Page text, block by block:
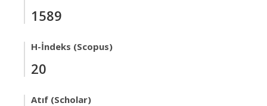
1589
H-İndeks (Scopus)
20
Atıf (Scholar)